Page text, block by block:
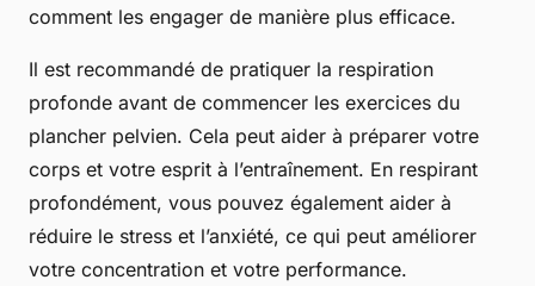
comment les engager de manière plus efficace.
Il est recommandé de pratiquer la respiration
profonde avant de commencer les exercices du
plancher pelvien. Cela peut aider à préparer votre
corps et votre esprit à l’entraînement. En respirant
profondément, vous pouvez également aider à
réduire le stress et l’anxiété, ce qui peut améliorer
votre concentration et votre performance.